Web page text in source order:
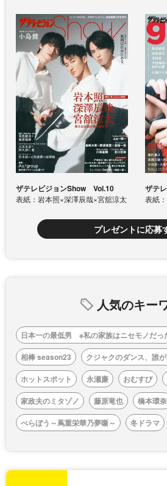
ザテレビジョンShow Vol.10
表紙：岩本照×深澤辰哉×宮舘涼太
ザテ
表紙
プレゼントに応募
人気のキー
日本一の最低男 ※私の家族はニセモノだっ
相棒 season23
クジャクのダンス、誰
ホットスポット
永瀬廉 おむすび
家政夫のミタゾノ
藤原竜也
橋本環奈
べらぼう～蔦重栄華乃夢噺～
冬ドラマ